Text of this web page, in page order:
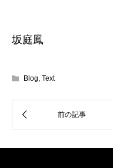
坂庭鳳
Blog, Text